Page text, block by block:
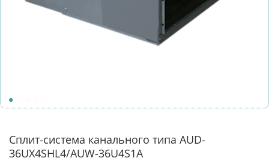
Сплит-система канального типа AUD-
36UX4SHL4/AUW-36U4S1A